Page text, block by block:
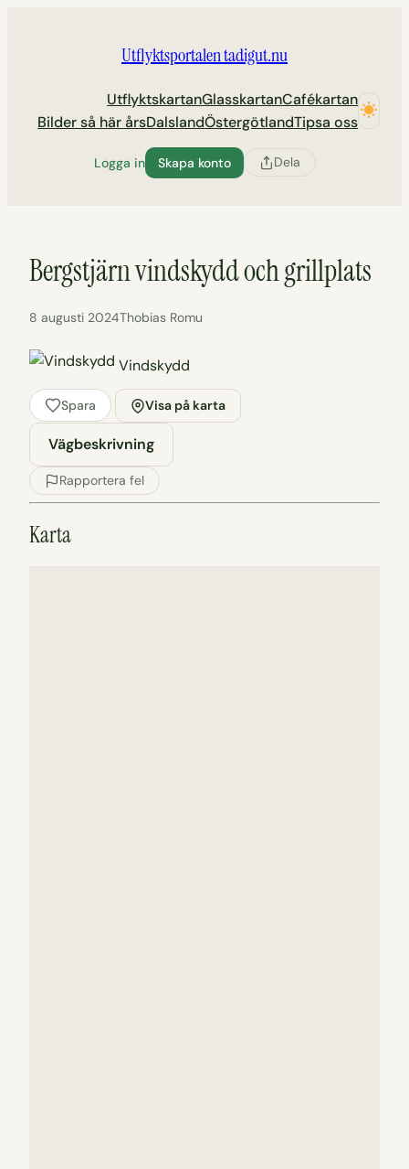
Utflyktsportalen tadigut.nu
UtflyktskartanGlasskartanCafékartan
Bilder så här årsDalslandÖstergötlandTipsa oss
Logga in Skapa konto Dela
Bergstjärn vindskydd och grillplats
8 augusti 2024Thobias Romu
Vindskydd
Spara Visa på karta
Vägbeskrivning
Rapportera fel
Karta